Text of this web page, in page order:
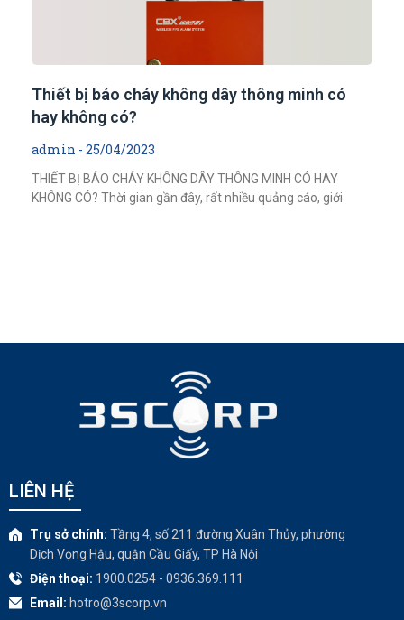
Thiết bị báo cháy không dây thông minh có
hay không có?
admin 25/04/2023
THIẾT BỊ BÁO CHÁY KHÔNG DÂY THÔNG MINH CÓ HAY
KHÔNG CÓ? Thời gian gần đây, rất nhiều quảng cáo, giới
LIÊN HỆ
Trụ sở chính: Tầng 4, số 211 đường Xuân Thủy, phường
Dịch Vọng Hậu, quận Cầu Giấy, TP Hà Nội
Điện thoại: 1900.0254 - 0936.369.111
Email: hotro@3scorp.vn